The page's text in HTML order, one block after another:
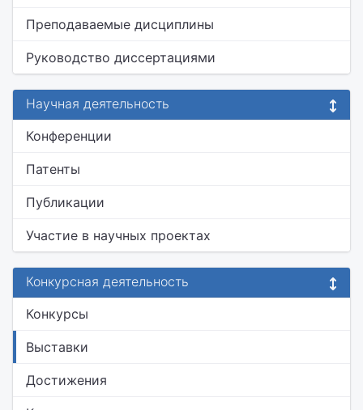
Преподаваемые дисциплины
Руководство диссертациями
Научная деятельность
Конференции
Патенты
Публикации
Участие в научных проектах
Конкурсная деятельность
Конкурсы
Выставки
Достижения